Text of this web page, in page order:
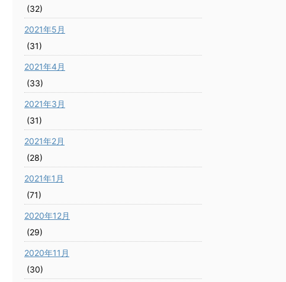
(32)
2021年5月
(31)
2021年4月
(33)
2021年3月
(31)
2021年2月
(28)
2021年1月
(71)
2020年12月
(29)
2020年11月
(30)